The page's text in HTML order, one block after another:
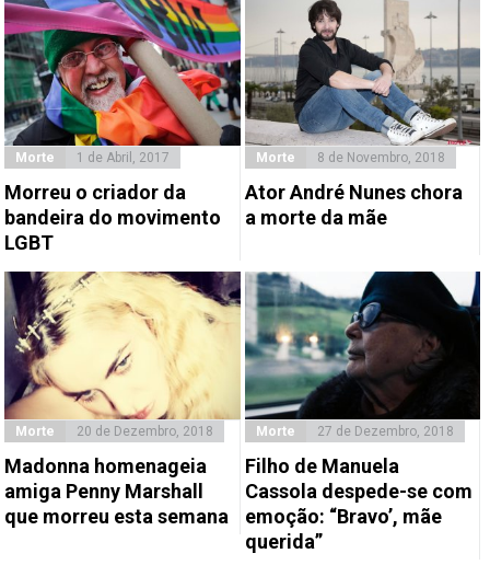
Morte 1 de Abril, 2017
Morreu o criador da
bandeira do movimento
LGBT
Morte 8 de Novembro, 2018
Ator André Nunes chora
a morte da mãe
Morte 20 de Dezembro, 2018
Madonna homenageia
amiga Penny Marshall
que morreu esta semana
Morte 27 de Dezembro, 2018
Filho de Manuela
Cassola despede-se com
emoção: “Bravo’, mãe
querida”